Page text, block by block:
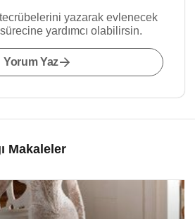
yazarak evlenecek
yardımcı olabilirsin.
Yorum Yaz
Makaleler